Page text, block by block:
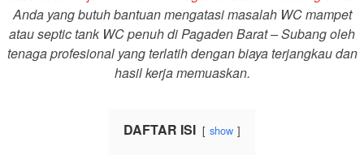
Anda yang butuh bantuan mengatasi masalah WC mampet
atau septic tank WC penuh di Pagaden Barat – Subang oleh
tenaga profesional yang terlatih dengan biaya terjangkau dan
hasil kerja memuaskan.
DAFTAR ISI show